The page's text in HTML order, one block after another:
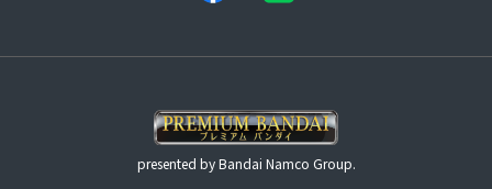
presented by Bandai Namco Group.